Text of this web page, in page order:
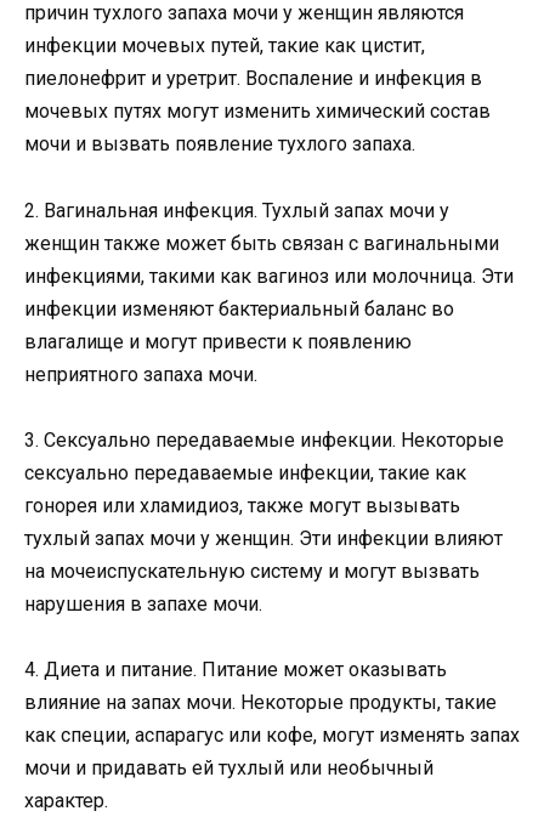
причин тухлого запаха мочи у женщин являются
инфекции мочевых путей, такие как цистит,
пиелонефрит и уретрит. Воспаление и инфекция в
мочевых путях могут изменить химический состав
мочи и вызвать появление тухлого запаха.
2. Вагинальная инфекция. Тухлый запах мочи у
женщин также может быть связан с вагинальными
инфекциями, такими как вагиноз или молочница. Эти
инфекции изменяют бактериальный баланс во
влагалище и могут привести к появлению
неприятного запаха мочи.
3. Сексуально передаваемые инфекции. Некоторые
сексуально передаваемые инфекции, такие как
гонорея или хламидиоз, также могут вызывать
тухлый запах мочи у женщин. Эти инфекции влияют
на мочеиспускательную систему и могут вызвать
нарушения в запахе мочи.
4. Диета и питание. Питание может оказывать
влияние на запах мочи. Некоторые продукты, такие
как специи, аспарагус или кофе, могут изменять запах
мочи и придавать ей тухлый или необычный
характер.